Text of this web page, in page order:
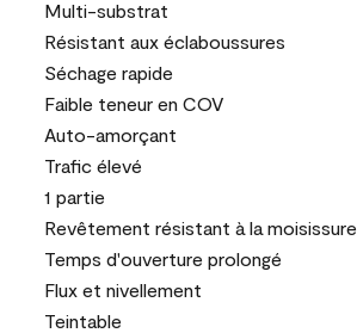
Multi-substrat
Résistant aux éclaboussures
Séchage rapide
Faible teneur en COV
Auto-amorçant
Trafic élevé
1 partie
Revêtement résistant à la moisissure
Temps d'ouverture prolongé
Flux et nivellement
Teintable